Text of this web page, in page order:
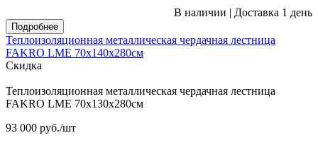
В наличии | Доставка 1 день
Подробнее
Теплоизоляционная металлическая чердачная лестница
FAKRO LME 70х140х280см
Скидка
Теплоизоляционная металлическая чердачная лестница
FAKRO LME 70х130х280см
93 000 руб./шт